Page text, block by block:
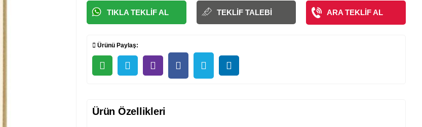
TIKLA TEKLIF AL TEKLIF TALEBI ARA TEKLIF AL
Ürünü Paylaş:
Ürün Özellikleri